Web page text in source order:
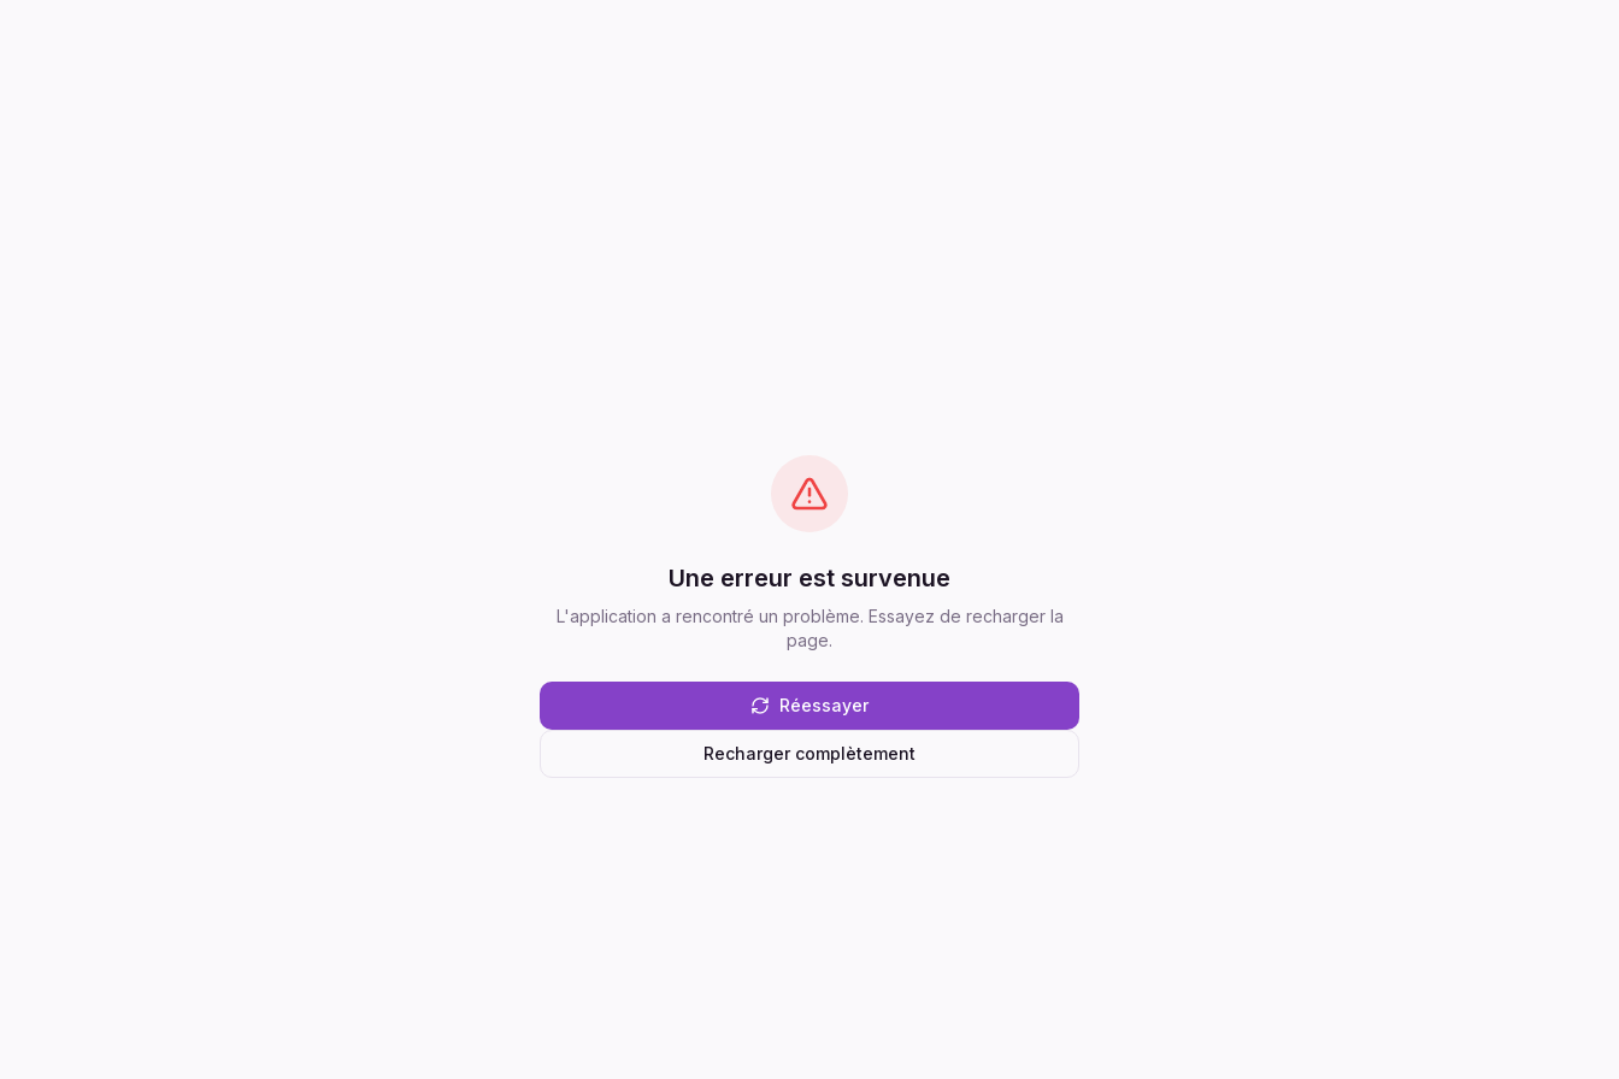
Une erreur est survenue
L'application a rencontré un problème. Essayez de recharger la
page.
Réessayer
Recharger complètement